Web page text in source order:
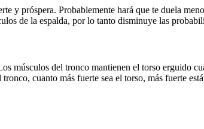
y próspera. Probablemente hará que te duela
de la espalda, por lo tanto disminuye las
músculos del tronco mantienen el torso erguido
cuanto más fuerte sea el torso, más fuerte